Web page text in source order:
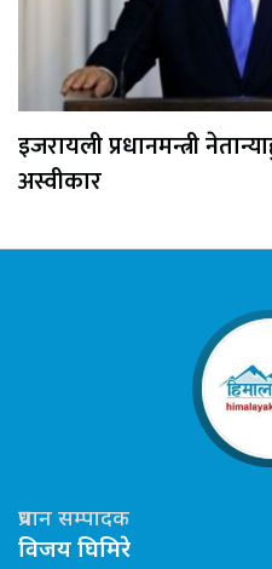
इजरायली प्रधानमन्त्री
अस्वीकार
प्रधान सम्पादक
विजय घिमिरे